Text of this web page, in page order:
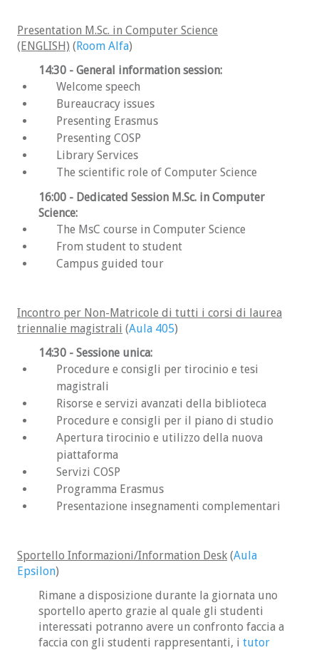
Presentation M.Sc. in Computer Science
(ENGLISH) (Room Alfa)
14:30 - General information session:
Welcome speech
Bureaucracy issues
Presenting Erasmus
Presenting COSP
Library Services
The scientific role of Computer Science
16:00 - Dedicated Session M.Sc. in Computer
Science:
The MsC course in Computer Science
From student to student
Campus guided tour
Incontro per Non-Matricole di tutti i corsi di laurea
triennalie magistrali (Aula 405)
14:30 - Sessione unica:
Procedure e consigli per tirocinio e tesi
magistrali
Risorse e servizi avanzati della biblioteca
Procedure e consigli per il piano di studio
Apertura tirocinio e utilizzo della nuova
piattaforma
Servizi COSP
Programma Erasmus
Presentazione insegnamenti complementari
Sportello Informazioni/Information Desk (Aula
Epsilon)
Rimane a disposizione durante la giornata uno
sportello aperto grazie al quale gli studenti
interessati potranno avere un confronto faccia a
faccia con gli studenti rappresentanti, i tutor